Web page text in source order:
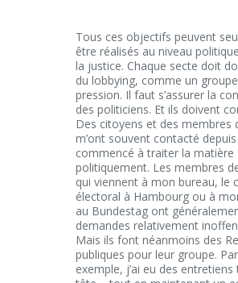
Tous ces objectifs peuvent
être réalisés au niveau
la justice. Chaque secte doit
du lobbying, comme un
pression. Il faut s’assurer la
des politiciens. Et ils doivent
Des citoyens et des membres
m’ont souvent contacté depuis
commencé à traiter la matière
politiquement. Les membres
qui viennent à mon bureau, le
électoral à Hambourg ou à
au Bundestag ont
demandes relativement
Mais ils font néanmoins des
publiques pour leur groupe. Par
exemple, j’ai eu des entretiens